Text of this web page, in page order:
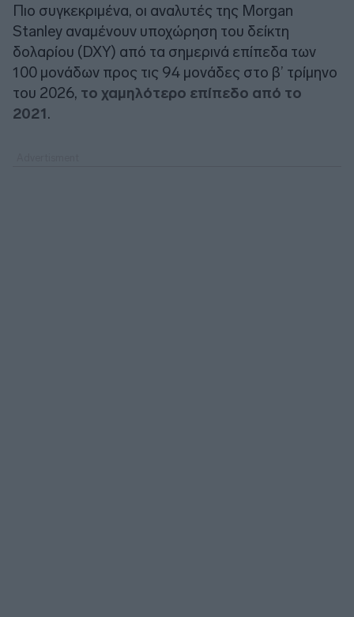
Πιο συγκεκριμένα, οι αναλυτές της Morgan
Stanley αναμένουν υποχώρηση του δείκτη
δολαρίου (DXY) από τα σημερινά επίπεδα των
100 μονάδων προς τις 94 μονάδες στο β’ τρίμηνο
του 2026, το χαμηλότερο επίπεδο από το
2021.